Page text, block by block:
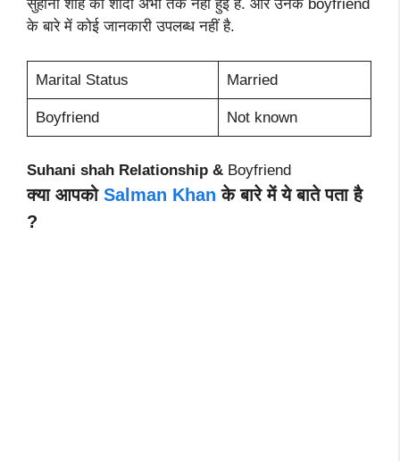
सुहानी शाह की शादी अभी तक नहीं हुई है. और उनके boyfriend
के बारे में कोई जानकारी उपलब्ध नहीं है.
Marital Status Married
Boyfriend Not known
Suhani shah Relationship & Boyfriend
क्या आपको Salman Khan के बारे में ये बाते पता है
?